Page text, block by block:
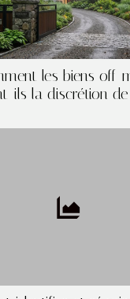
les biens off-
ils la discrétion